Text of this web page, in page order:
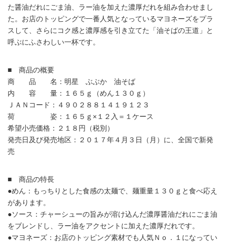
た醤油だれにごま油、ラー油を加えた濃厚だれを組み合わせまし
た。お店のトッピングで一番人気となっているマヨネーズをプラ
スして、さらにコク感と濃厚感を引き立てた「油そばの王道」と
呼ぶにふさわしい一杯です。
■ 商品の概要
商 品 名：明星 ぶぶか 油そば
内 容 量：１６５ｇ（めん１３０ｇ）
ＪＡＮコード：４９０２８８１４１９１２３
荷 姿：１６５ｇ×１２入＝１ケース
希望小売価格：２１８円（税別）
発売日及び発売地区：２０１７年４月３日（月）に、全国で新発
売
■ 商品の特長
●めん：もっちりとした食感の太麺で、麺重量１３０ｇと食べ応え
があります。
●ソース：チャーシューの旨みが溶け込んだ濃厚醤油だれにごま油
をブレンドし、ラー油をアクセントに加えた濃厚だれです。
●マヨネーズ：お店のトッピング素材でも人気Ｎｏ．１になってい